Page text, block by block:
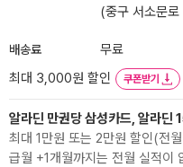
(중구 서소문
배송료
무료
최대 3,000원 할인
쿠폰받기
알라딘 만권당 삼성카드, 알라딘
최대 1만원 또는 2만원 할인(전
급월 +1개월까지는 전월 실적이